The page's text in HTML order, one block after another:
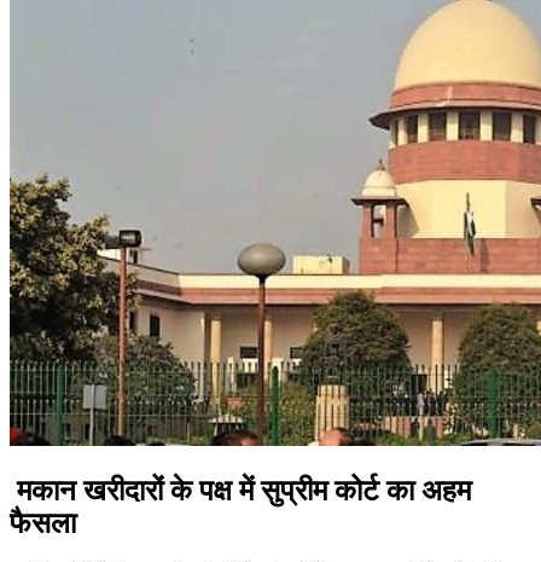
मकान खरीदारों के पक्ष में सुप्रीम कोर्ट का अहम
फैसला